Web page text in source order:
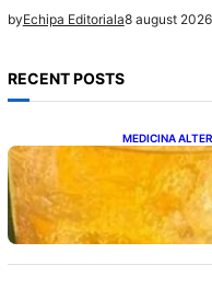
byEchipa Editoriala8 august 2026
RECENT POSTS
MEDICINA
Cele
nopții: